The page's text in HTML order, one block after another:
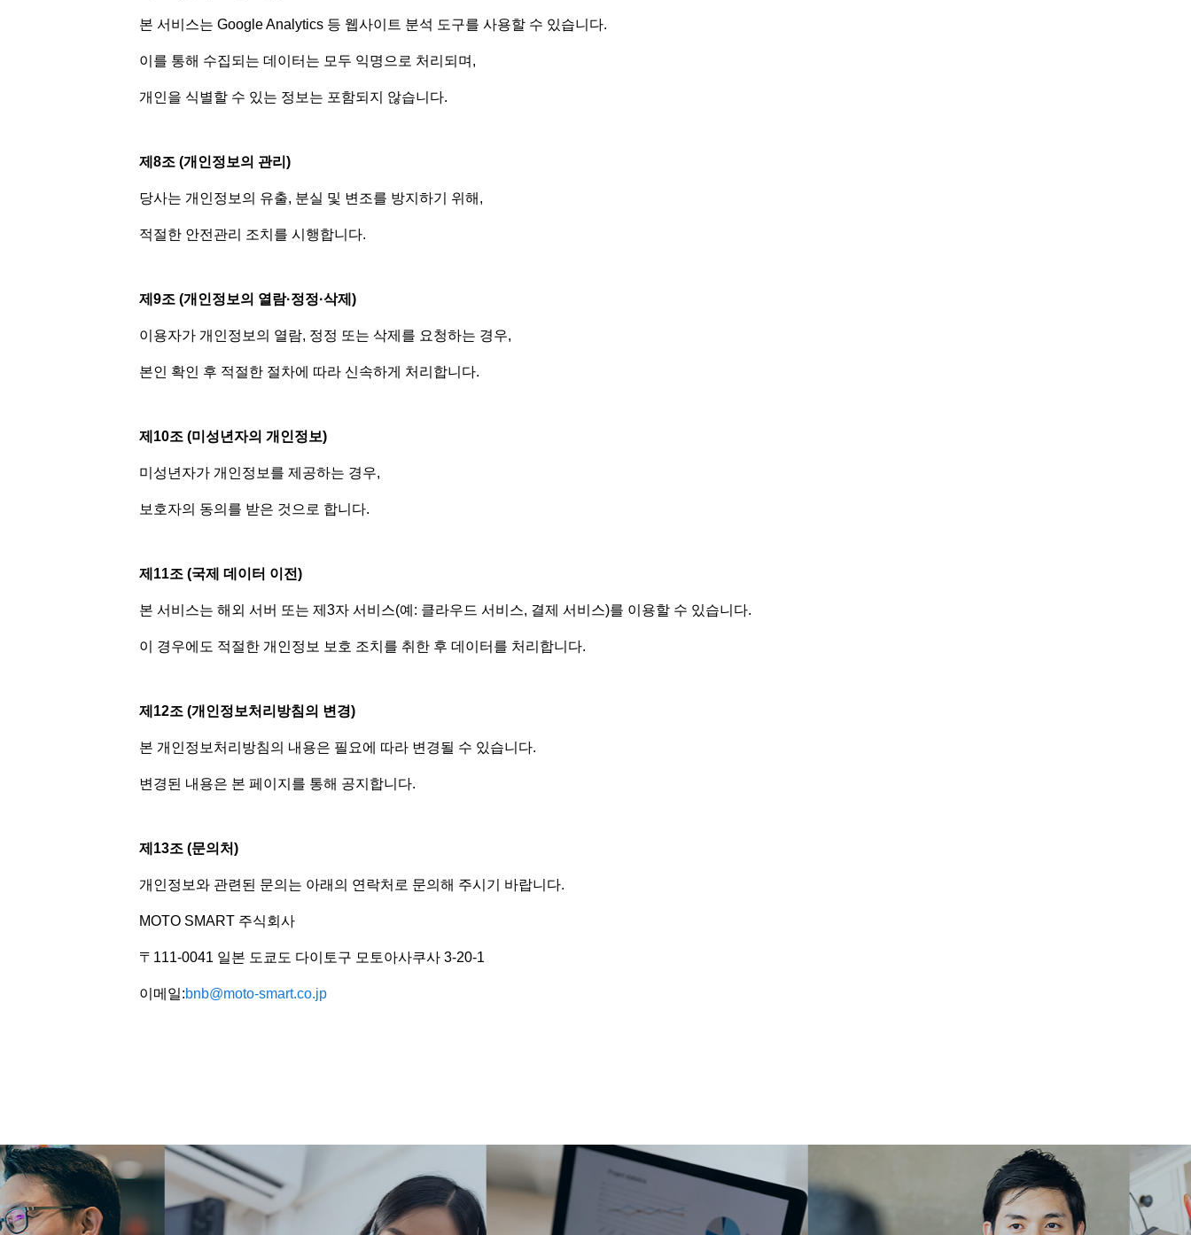
본 서비스는 Google Analytics 등 웹사이트 분석 도구를 사용할 수 있습니다.
이를 통해 수집되는 데이터는 모두 익명으로 처리되며,
개인을 식별할 수 있는 정보는 포함되지 않습니다.
제8조 (개인정보의 관리)
당사는 개인정보의 유출, 분실 및 변조를 방지하기 위해,
적절한 안전관리 조치를 시행합니다.
제9조 (개인정보의 열람·정정·삭제)
이용자가 개인정보의 열람, 정정 또는 삭제를 요청하는 경우,
본인 확인 후 적절한 절차에 따라 신속하게 처리합니다.
제10조 (미성년자의 개인정보)
미성년자가 개인정보를 제공하는 경우,
보호자의 동의를 받은 것으로 합니다.
제11조 (국제 데이터 이전)
본 서비스는 해외 서버 또는 제3자 서비스(예: 클라우드 서비스, 결제 서비스)를 이용할 수 있습니다.
이 경우에도 적절한 개인정보 보호 조치를 취한 후 데이터를 처리합니다.
제12조 (개인정보처리방침의 변경)
본 개인정보처리방침의 내용은 필요에 따라 변경될 수 있습니다.
변경된 내용은 본 페이지를 통해 공지합니다.
제13조 (문의처)
개인정보와 관련된 문의는 아래의 연락처로 문의해 주시기 바랍니다.
MOTO SMART 주식회사
〒111-0041 일본 도쿄도 다이토구 모토아사쿠사 3-20-1
이메일:bnb@moto-smart.co.jp